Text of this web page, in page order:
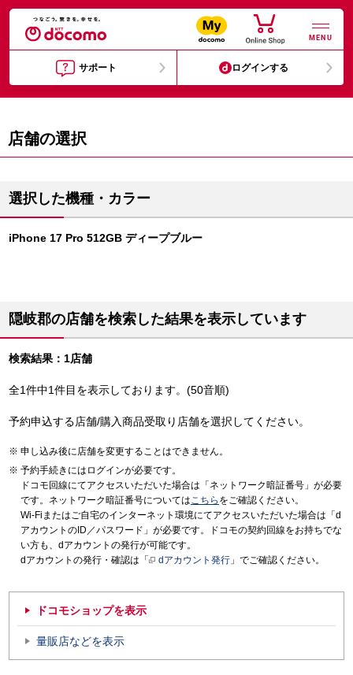
MENU
サポート ログインする
店舗の選択
選択した機種・カラー
iPhone 17 Pro 512GB ディープブルー
隠岐郡の店舗を検索した結果を表示しています
検索結果：1店舗
全1件中1件目を表示しております。(50音順)
予約申込する店舗/購入商品受取り店舗を選択してください。
申し込み後に店舗を変更することはできません。
予約手続きにはログインが必要です。
ドコモ回線にてアクセスいただいた場合は「ネットワーク暗証番号」が必要
です。ネットワーク暗証番号についてはこちら をご確認ください。
Wi-Fiまたはご自宅のインターネット環境にてアクセスいただいた場合は「d
アカウントのID／パスワード」が必要です。ドコモの契約回線をお持ちでな
い方も、dアカウントの発行が可能です。
dアカウントの発行・確認は「
dアカウント発行 」でご確認ください。
ドコモショップを表示
量販店などを表示